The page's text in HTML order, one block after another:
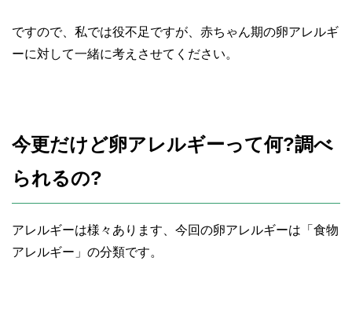
ですので、私では役不足ですが、赤ちゃん期の卵アレルギ
ーに対して一緒に考えさせてください。
今更だけど卵アレルギーって何?調べ
られるの?
アレルギーは様々あります、今回の卵アレルギーは「食物
アレルギー」の分類です。